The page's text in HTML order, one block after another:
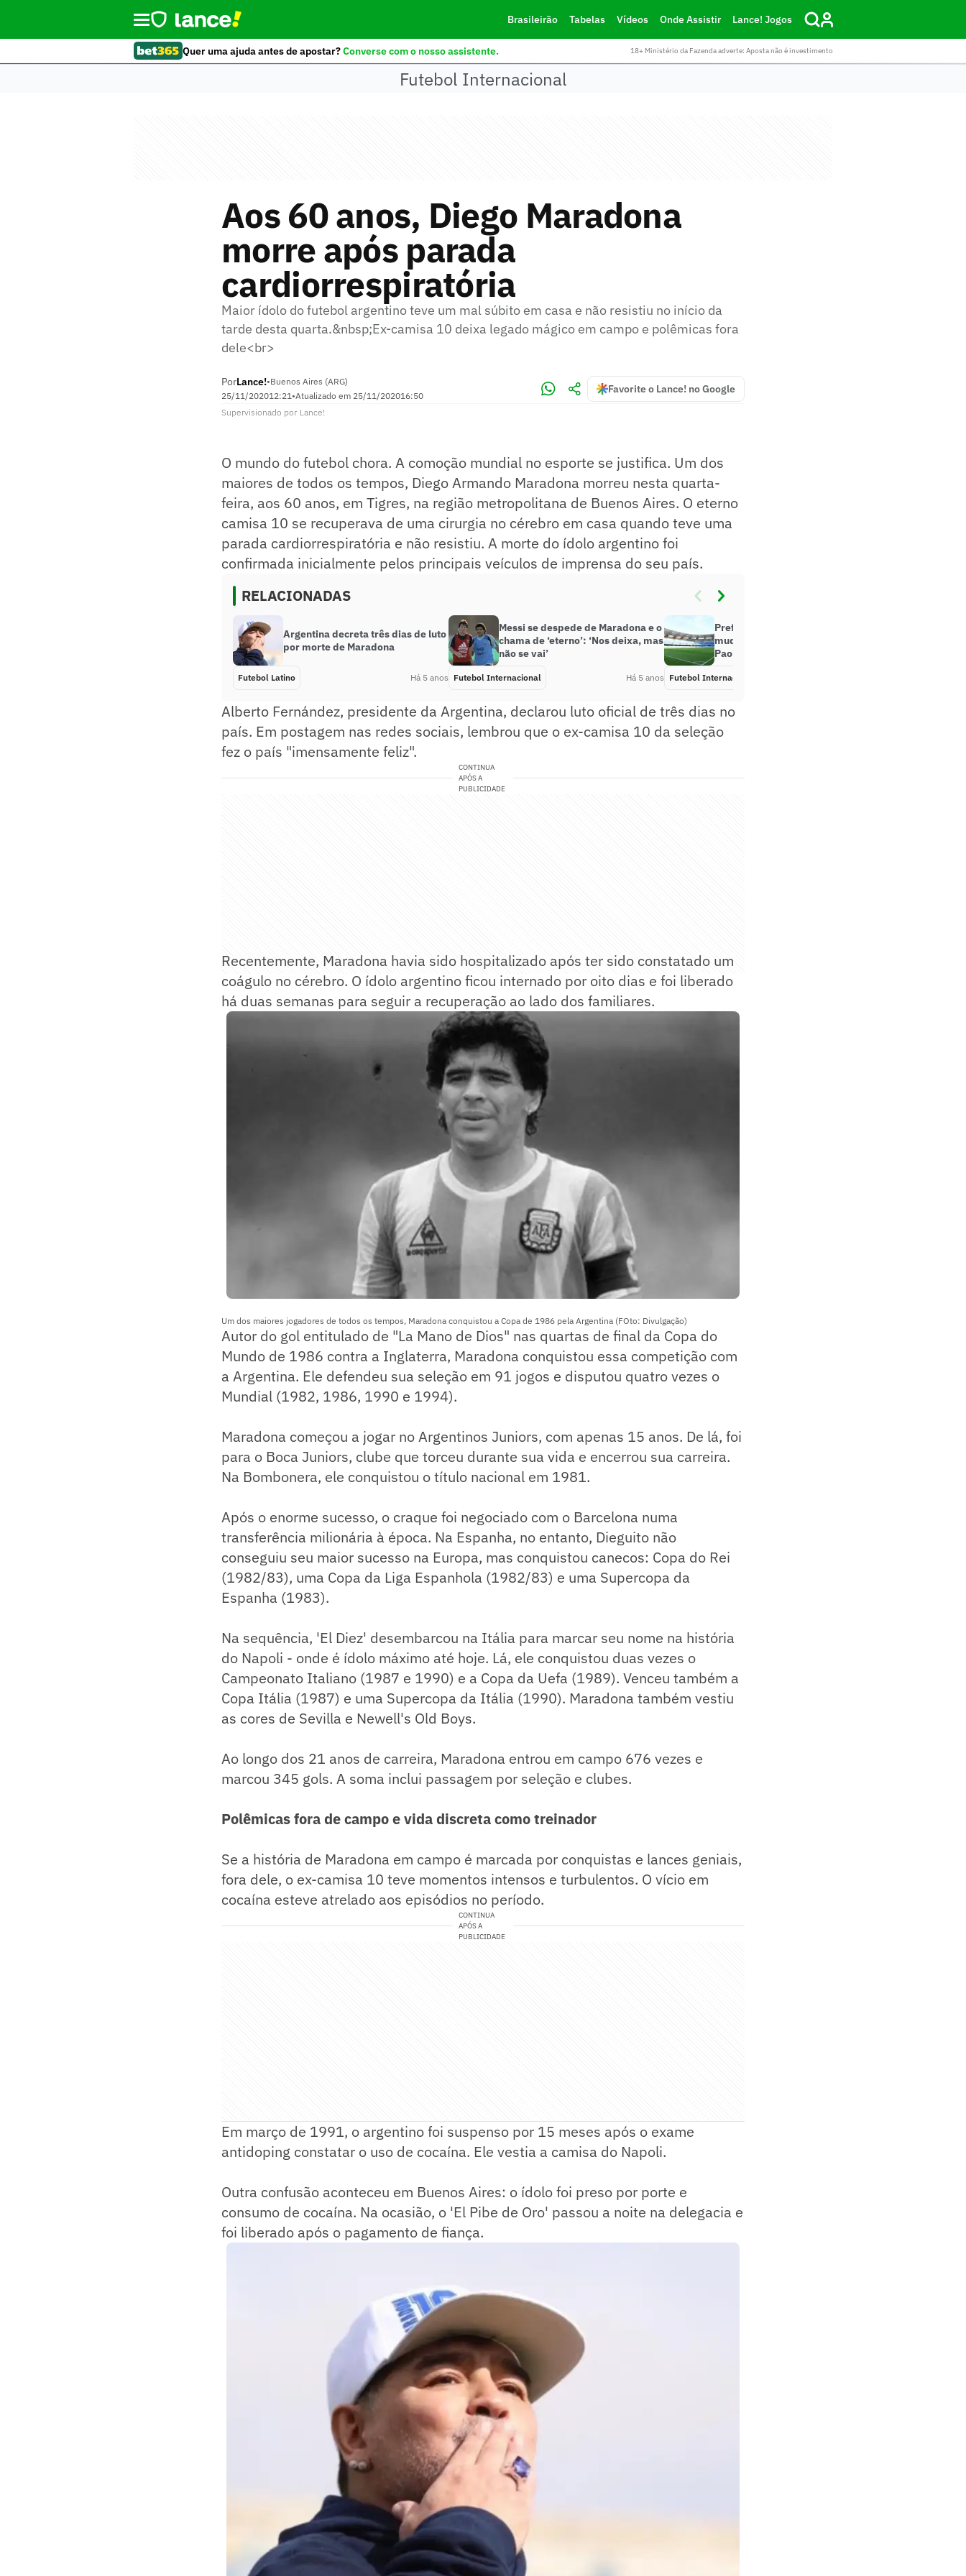
Brasileirão Tabelas Vídeos Onde Assistir Lance! Jogos
Quer uma ajuda antes de apostar?Converse com o nosso assistente. 18+ Ministério da Fazenda adverte: Aposta não é investimento
Futebol Internacional
Aos 60 anos, Diego Maradona
morre após parada
cardiorrespiratória
Maior ídolo do futebol argentino teve um mal súbito em casa e não resistiu no início da
tarde desta quarta.&nbsp;Ex-camisa 10 deixa legado mágico em campo e polêmicas fora
dele<br>
PorLance!•Buenos Aires (ARG)
25/11/202012:21•Atualizado em 25/11/202016:50
Favorite o Lance! no Google
Supervisionado por Lance!
O mundo do futebol chora. A comoção mundial no esporte se justifica. Um dos
maiores de todos os tempos, Diego Armando Maradona morreu nesta quarta-
feira, aos 60 anos, em Tigres, na região metropolitana de Buenos Aires. O eterno
camisa 10 se recuperava de uma cirurgia no cérebro em casa quando teve uma
parada cardiorrespiratória e não resistiu. A morte do ídolo argentino foi
confirmada inicialmente pelos principais veículos de imprensa do seu país.
RELACIONADAS
Argentina decreta três dias de luto
por morte de Maradona
Futebol Latino Há 5 anos
Messi se despede de Maradona e o
chama de ‘eterno’: ‘Nos deixa, mas
não se vai’
Futebol Internacional Há 5 anos
Prefeito de Nápoles pede
mudança no nome do estádio San
Paolo para homenagear Maradona
Futebol Internacional
Alberto Fernández, presidente da Argentina, declarou luto oficial de três dias no
país. Em postagem nas redes sociais, lembrou que o ex-camisa 10 da seleção
fez o país "imensamente feliz".
CONTINUA
APÓS A
PUBLICIDADE
Recentemente, Maradona havia sido hospitalizado após ter sido constatado um
coágulo no cérebro. O ídolo argentino ficou internado por oito dias e foi liberado
há duas semanas para seguir a recuperação ao lado dos familiares.
Um dos maiores jogadores de todos os tempos, Maradona conquistou a Copa de 1986 pela Argentina (FOto: Divulgação)
Autor do gol entitulado de "La Mano de Dios" nas quartas de final da Copa do
Mundo de 1986 contra a Inglaterra, Maradona conquistou essa competição com
a Argentina. Ele defendeu sua seleção em 91 jogos e disputou quatro vezes o
Mundial (1982, 1986, 1990 e 1994).
Maradona começou a jogar no Argentinos Juniors, com apenas 15 anos. De lá, foi
para o Boca Juniors, clube que torceu durante sua vida e encerrou sua carreira.
Na Bombonera, ele conquistou o título nacional em 1981.
Após o enorme sucesso, o craque foi negociado com o Barcelona numa
transferência milionária à época. Na Espanha, no entanto, Dieguito não
conseguiu seu maior sucesso na Europa, mas conquistou canecos: Copa do Rei
(1982/83), uma Copa da Liga Espanhola (1982/83) e uma Supercopa da
Espanha (1983).
Na sequência, 'El Diez' desembarcou na Itália para marcar seu nome na história
do Napoli - onde é ídolo máximo até hoje. Lá, ele conquistou duas vezes o
Campeonato Italiano (1987 e 1990) e a Copa da Uefa (1989). Venceu também a
Copa Itália (1987) e uma Supercopa da Itália (1990). Maradona também vestiu
as cores de Sevilla e Newell's Old Boys.
Ao longo dos 21 anos de carreira, Maradona entrou em campo 676 vezes e
marcou 345 gols. A soma inclui passagem por seleção e clubes.
Polêmicas fora de campo e vida discreta como treinador
Se a história de Maradona em campo é marcada por conquistas e lances geniais,
fora dele, o ex-camisa 10 teve momentos intensos e turbulentos. O vício em
cocaína esteve atrelado aos episódios no período.
CONTINUA
APÓS A
PUBLICIDADE
Em março de 1991, o argentino foi suspenso por 15 meses após o exame
antidoping constatar o uso de cocaína. Ele vestia a camisa do Napoli.
Outra confusão aconteceu em Buenos Aires: o ídolo foi preso por porte e
consumo de cocaína. Na ocasião, o 'El Pibe de Oro' passou a noite na delegacia e
foi liberado após o pagamento de fiança.